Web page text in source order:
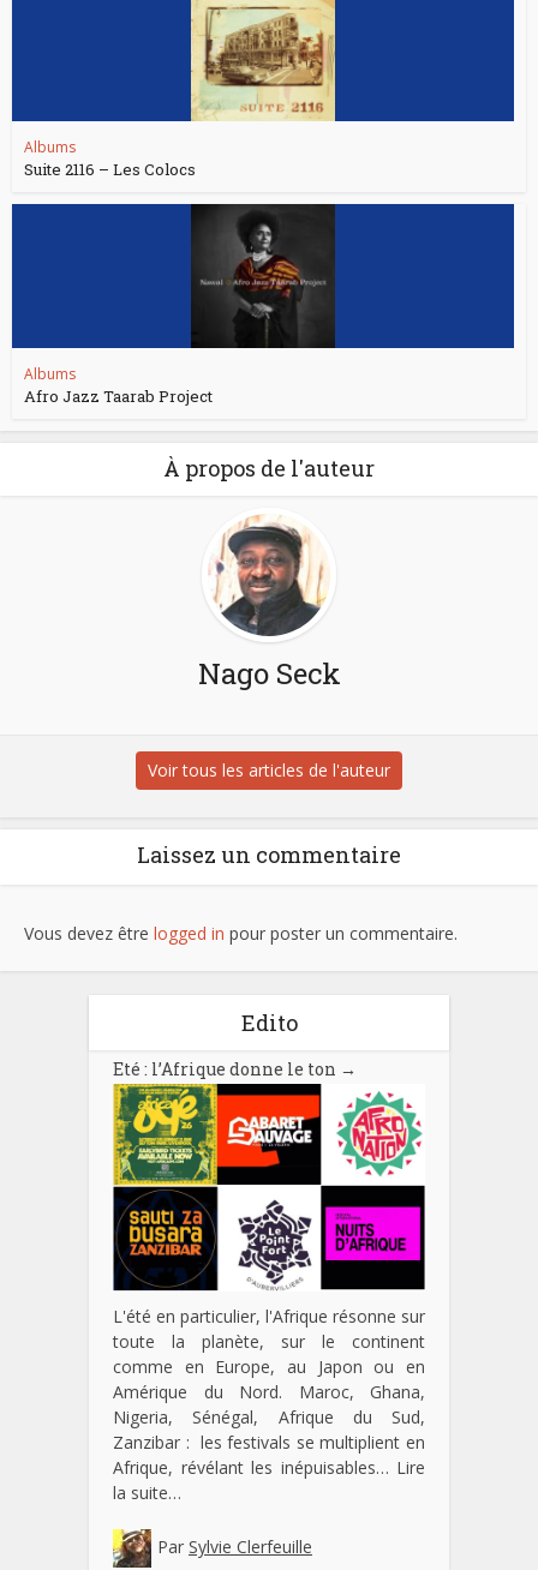
Albums
Suite 2116 – Les Colocs
Albums
Afro Jazz Taarab Project
À propos de l'auteur
Nago Seck
Voir tous les articles de l'auteur
Laissez un commentaire
Vous devez être logged in pour poster un commentaire.
Edito
Eté : l’Afrique donne le ton →
L'été en particulier, l'Afrique résonne sur
toute la planète, sur le continent
comme en Europe, au Japon ou en
Amérique du Nord. Maroc, Ghana,
Nigeria, Sénégal, Afrique du Sud,
Zanzibar : les festivals se multiplient en
Afrique, révélant les inépuisables… Lire
la suite…
Par Sylvie Clerfeuille